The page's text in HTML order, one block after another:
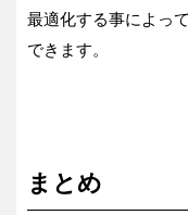
最適化する事によっ
できます。
まとめ